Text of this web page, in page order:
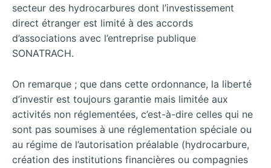
secteur des hydrocarbures dont l’investissement
direct étranger est limité à des accords
d’associations avec l’entreprise publique
SONATRACH.
On remarque ; que dans cette ordonnance, la liberté
d’investir est toujours garantie mais limitée aux
activités non réglementées, c’est-à-dire celles qui ne
sont pas soumises à une réglementation spéciale ou
au régime de l’autorisation préalable (hydrocarbure,
création des institutions financières ou compagnies